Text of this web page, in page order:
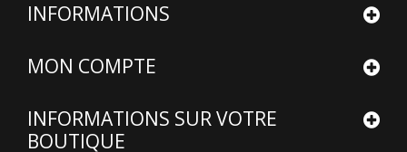
INFORMATIONS
MON COMPTE
INFORMATIONS SUR VOTRE
BOUTIQUE